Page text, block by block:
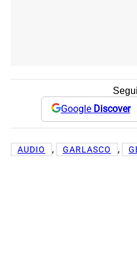
Google Discover
AUDIO , GARLASCO ,